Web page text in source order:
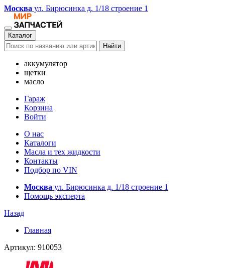
Москва ул. Бирюсинка д. 1/18 строение 1
Каталог
Найти
аккумулятор
щетки
масло
Гараж
Корзина
Войти
О нас
Каталоги
Масла и тех жидкости
Контакты
Подбор по VIN
Москва ул. Бирюсинка д. 1/18 строение 1
Помощь эксперта
Назад
Главная
Артикул: 910053